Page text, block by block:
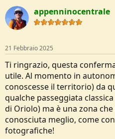
c
t
i
o
s
:
appenninocentrale
21 Febbraio 2025
Ti ringrazio, questa
utile. Al momento in
conoscesse il territorio) da
qualche passeggiata
di Oriolo) ma è una zona
conosciuta meglio, come
fotografiche!